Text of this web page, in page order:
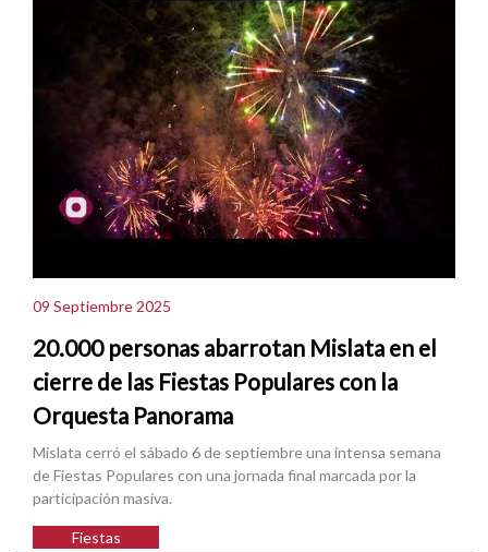
09 Septiembre 2025
20.000 personas abarrotan Mislata en el
cierre de las Fiestas Populares con la
Orquesta Panorama
Mislata cerró el sábado 6 de septiembre una intensa semana
de Fiestas Populares con una jornada final marcada por la
participación masiva.
Fiestas